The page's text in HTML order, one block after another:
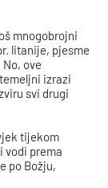
mnogobrojni
litanije, pjesme
ove
izrazi
svi drugi
tijekom
vodi prema
po Božju,